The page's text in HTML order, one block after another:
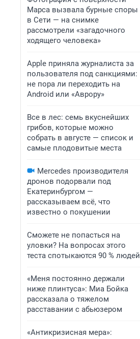
Марса вызвала бурные споры
в Сети — на снимке
рассмотрели «загадочного
ходящего человека»
Apple приняла журналиста за
пользователя под санкциями:
не пора ли переходить на
Android или «Аврору»
Все в лес: семь вкуснейших
грибов, которые можно
собрать в августе — список и
самые плодовитые места
Mercedes производителя
дронов подорвали под
Екатеринбургом —
рассказываем всё, что
известно о покушении
Сможете не попасться на
уловки? На вопросах этого
теста спотыкаются 90 % людей
«Меня постоянно держали
ниже плинтуса»: Миа Бойка
рассказала о тяжелом
расставании с абьюзером
«Антикризисная мера»: